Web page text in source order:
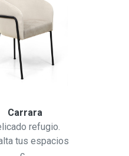
Carrara
refugio.
tus espacios